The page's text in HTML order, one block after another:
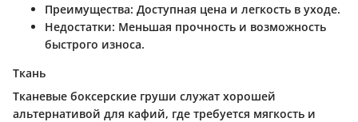
Преимущества: Доступная цена и легкость в уходе.
Недостатки: Меньшая прочность и возможность
быстрого износа.
Ткань
Тканевые боксерские груши служат хорошей
альтернативой для кафий, где требуется мягкость и